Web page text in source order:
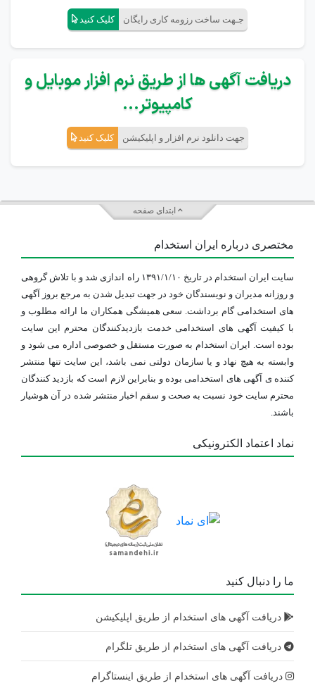
جـهت ساخت رزومه کاری رایگان کلیک کنید
دریافت آگهی ها از طریق نرم افزار موبایل و
کامپیوتر...
جهت دانلود نرم افزار و اپلیکیشن کلیک کنید
ابتدای صفحه
مختصری درباره ایران استخدام
سایت ایران استخدام در تاریخ ۱۳۹۱/۱/۱۰ راه اندازی شد و با تلاش گروهی
و روزانه مدیران و نویسندگان خود در جهت تبدیل شدن به مرجع بروز آگهی
های استخدامی گام برداشت. سعی همیشگی همکاران ما ارائه مطلوب و
با کیفیت آگهی های استخدامی خدمت بازدیدکنندگان محترم این سایت
بوده است. ایران استخدام به صورت مستقل و خصوصی اداره می شود و
وابسته به هیچ نهاد و یا سازمان دولتی نمی باشد، این سایت تنها منتشر
کننده ی آگهی های استخدامی بوده و بنابراین لازم است که بازدید کنندگان
محترم سایت خود نسبت به صحت و سقم اخبار منتشر شده در آن هوشیار
باشند.
نماد اعتماد الکترونیکی
ما را دنبال کنید
دریافت آگهی های استخدام از طریق اپلیکیشن
دریافت آگهی های استخدام از طریق تلگرام
دریافت آگهی های استخدام از طریق اینستاگرام